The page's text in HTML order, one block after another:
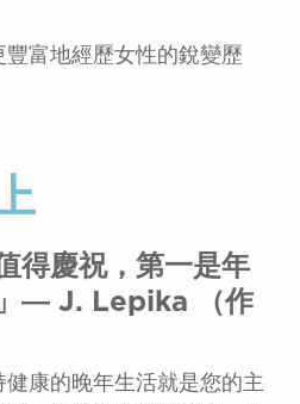
富地經歷女性的銳變歷
得慶祝，第一是年
― J. Lepika （作
康的晚年生活就是您的主